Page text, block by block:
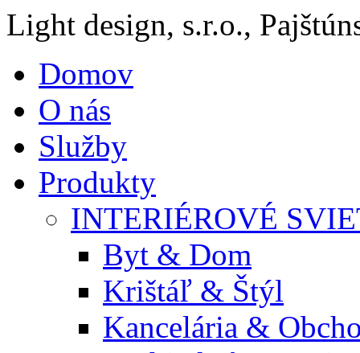
Light design, s.r.o.,
Domov
O nás
Služby
Produkty
INTERIÉROVÉ
Byt & Dom
Krištáľ & Štýl
Kancelária &